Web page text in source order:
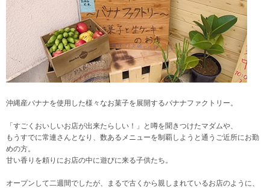
沖縄産バナナを使用した様々なお菓子を展開するバナナファクトリー。
「すごくおいしいお店が出来たらしい！」と噂を聞きつけたマダムや、
もうすでに常連さんとなり、数あるメニューを制覇しようと通うご近所にお勤
めの方。
甘い香りを頼りにお店の中に遊びに来る子供たち。
オープンして二週間でしたが、まるで古くから親しまれているお店のように、